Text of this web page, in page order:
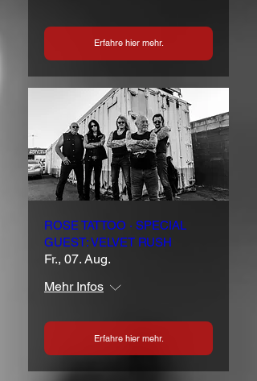
Erfahre hier mehr.
ROSE TATTOO · SPECIAL
GUEST: VELVET RUSH
Fr., 07. Aug.
Mehr Infos
Erfahre hier mehr.